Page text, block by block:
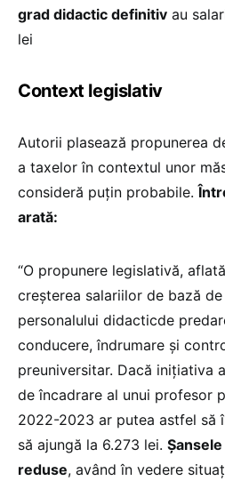
grad didactic definitiv au
lei
Context legislativ
Autorii plasează propunerea
a taxelor în contextul unor
consideră puțin probabile.
arată:
“O propunere legislativă,
creșterea salariilor de bază
personalului didacticde
conducere, îndrumare și
preuniversitar. Dacă inițiativa
de încadrare al unui profesor
2022-2023 ar putea astfel să
să ajungă la 6.273 lei.
reduse, având în vedere